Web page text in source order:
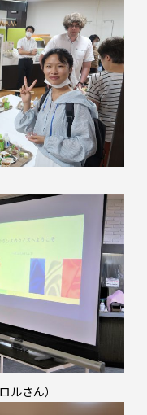
ルさん）